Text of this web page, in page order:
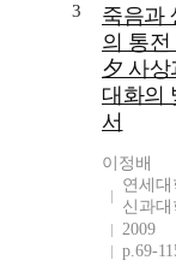
3
죽음과
의 통전
夕 사상
대화의
서
이정배
연세
신과대
2009
p.69-